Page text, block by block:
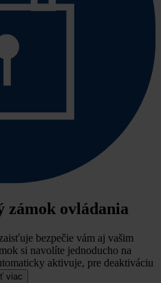
zámok ovládania
bezpečie vám aj vašim
si navolíte jednoducho na
aktivuje, pre deaktiváciu
viac